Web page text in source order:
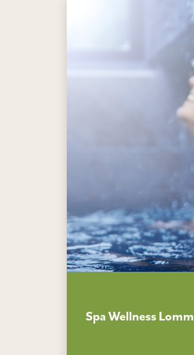
Spa Wellness Lomm